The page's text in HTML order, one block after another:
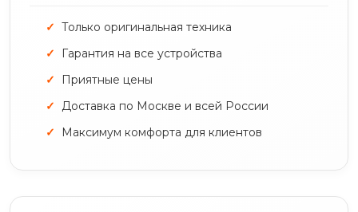
Только оригинальная техника
Гарантия на все устройства
Приятные цены
Доставка по Москве и всей России
Максимум комфорта для клиентов